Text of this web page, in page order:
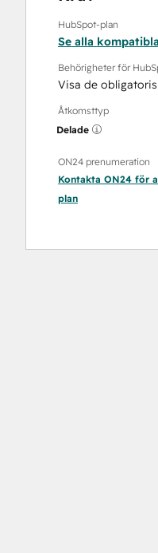
HubSpot-plan
Se alla
Behörigheter för
Visa de
Åtkomsttyp
Delade
ON24 prenumeration
Kontakta ON24 för
plan